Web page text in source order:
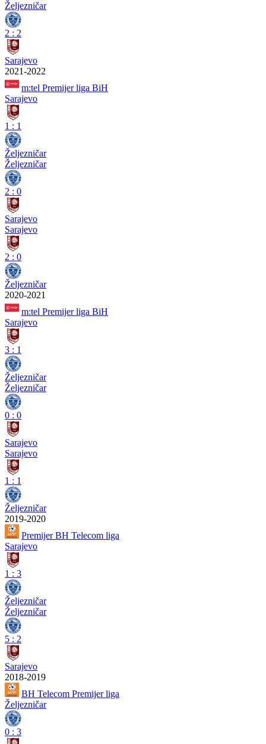
Željezničar
2 : 2
Sarajevo
2021-2022
m:tel Premijer liga BiH
Sarajevo
1 : 1
Željezničar
Željezničar
2 : 0
Sarajevo
Sarajevo
2 : 0
Željezničar
2020-2021
m:tel Premijer liga BiH
Sarajevo
3 : 1
Željezničar
Željezničar
0 : 0
Sarajevo
Sarajevo
1 : 1
Željezničar
2019-2020
Premijer BH Telecom liga
Sarajevo
1 : 3
Željezničar
Željezničar
5 : 2
Sarajevo
2018-2019
BH Telecom Premijer liga
Željezničar
0 : 3